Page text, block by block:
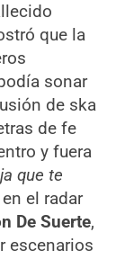
que la
sonar
de ska
de fe
y fuera
que te
el radar
De Suerte,
escenarios